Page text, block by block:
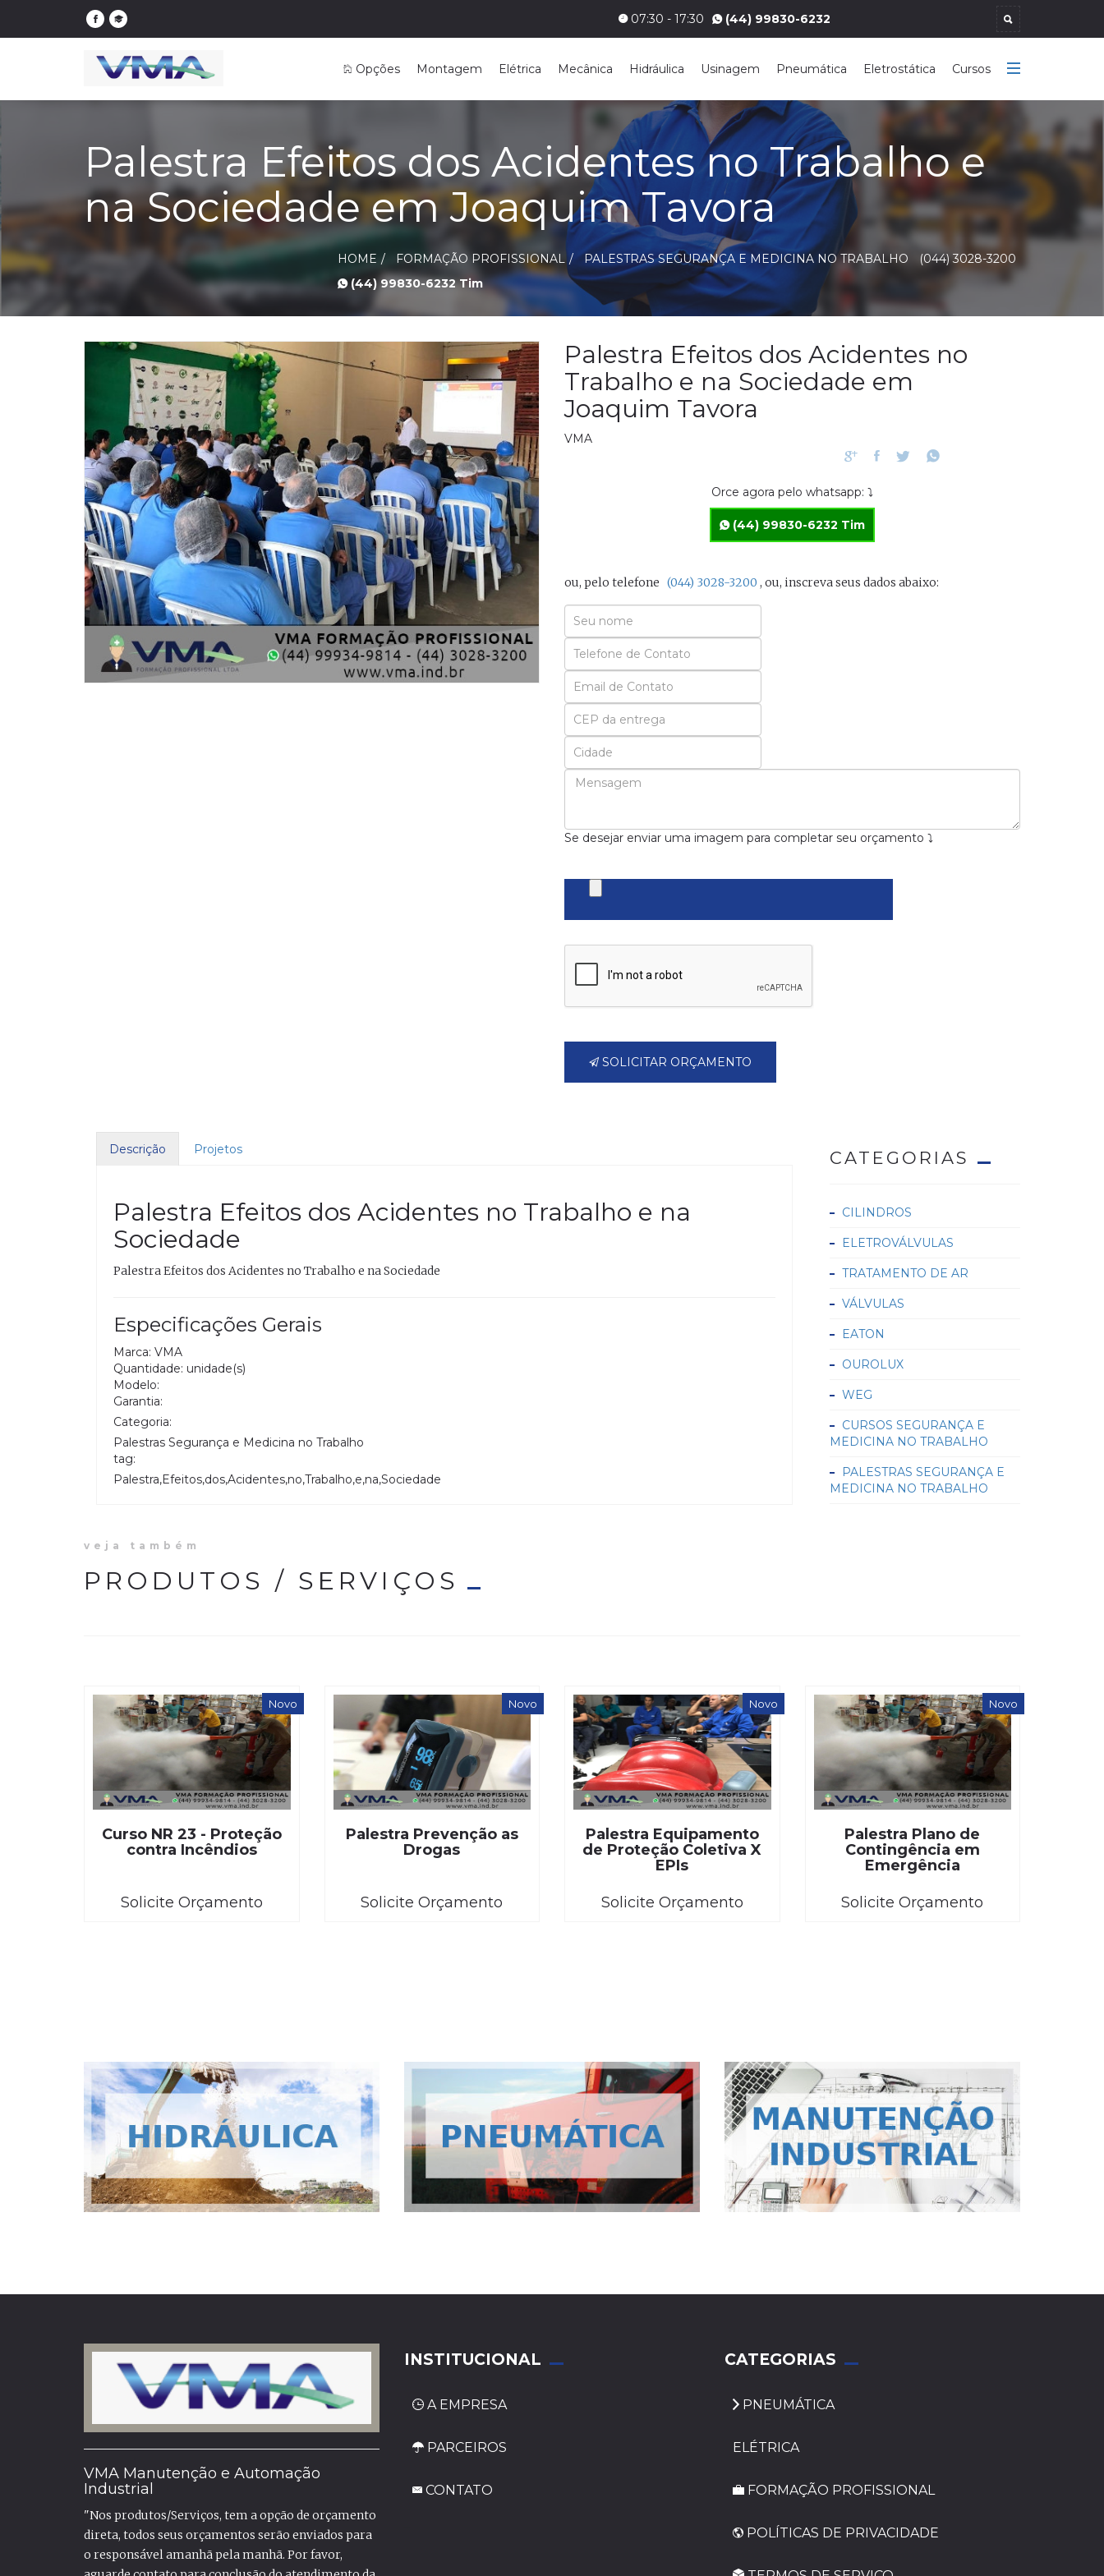
07:30 - 17:30 (44) 99830-6232
Opções Montagem Elétrica Mecânica Hidráulica Usinagem Pneumática Eletrostática Cursos
Palestra Efeitos dos Acidentes no Trabalho e
na Sociedade em Joaquim Tavora
HOME FORMAÇÃO PROFISSIONAL PALESTRAS SEGURANÇA E MEDICINA NO TRABALHO
(044) 3028-3200
(44) 99830-6232 Tim
Palestra Efeitos dos Acidentes no
Trabalho e na Sociedade em
Joaquim Tavora
VMA
Orce agora pelo whatsapp: ⤵
(44) 99830-6232 Tim
ou, pelo telefone (044) 3028-3200 , ou, inscreva seus dados abaixo:
Seu
Nome
Seu
Email
Se desejar enviar uma imagem para completar seu orçamento ⤵
SOLICITAR ORÇAMENTO
Descrição Projetos
Palestra Efeitos dos Acidentes no Trabalho e na
Sociedade
Palestra Efeitos dos Acidentes no Trabalho e na Sociedade
Especificações Gerais
Marca: VMA
Quantidade: unidade(s)
Modelo:
Garantia:
Categoria:
Palestras Segurança e Medicina no Trabalho
tag:
Palestra,Efeitos,dos,Acidentes,no,Trabalho,e,na,Sociedade
CATEGORIAS
CILINDROS
ELETROVÁLVULAS
TRATAMENTO DE AR
VÁLVULAS
EATON
OUROLUX
WEG
CURSOS SEGURANÇA E
MEDICINA NO TRABALHO
PALESTRAS SEGURANÇA E
MEDICINA NO TRABALHO
veja também
PRODUTOS / SERVIÇOS
Curso NR 23 - Proteção
contra Incêndios
Solicite Orçamento
Novo
Palestra Prevenção as
Drogas
Solicite Orçamento
Novo
Palestra Equipamento
de Proteção Coletiva X
EPIs
Solicite Orçamento
Novo
Palestra Plano de
Contingência em
Emergência
Solicite Orçamento
Novo
VMA Manutenção e Automação
Industrial
"Nos produtos/Serviços, tem a opção de orçamento
direta, todos seus orçamentos serão enviados para
o responsável amanhã pela manhã. Por favor,
INSTITUCIONAL
A EMPRESA
PARCEIROS
CONTATO
CATEGORIAS
PNEUMÁTICA
ELÉTRICA
FORMAÇÃO PROFISSIONAL
POLÍTICAS DE PRIVACIDADE